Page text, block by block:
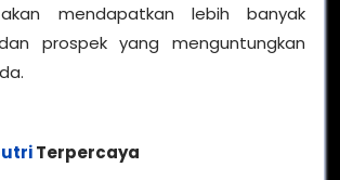
mendapatkan lebih banyak
prospek yang menguntungkan
Terpercaya